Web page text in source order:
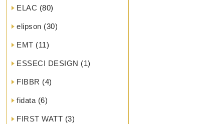
ELAC (80)
elipson (30)
EMT (11)
ESSECI DESIGN (1)
FIBBR (4)
fidata (6)
FIRST WATT (3)